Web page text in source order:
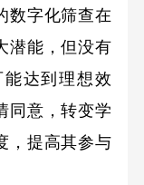
数字化筛查在
潜能，但没有
达到理想效
同意，转变学
，提高其参与